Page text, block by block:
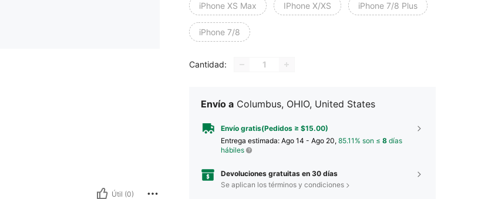
Útil (0)
iPhone XS Max IPhone X/XS iPhone 7/8 Plus
iPhone 7/8
Cantidad:
Envío a Columbus, OHIO, United States
Envío gratis(Pedidos ≥ $15.00)
Entrega estimada: Ago 14 - Ago 20, 85.11% son ≤ 8 días
hábiles
Devoluciones gratuitas en 30 días
Se aplican los términos y condiciones